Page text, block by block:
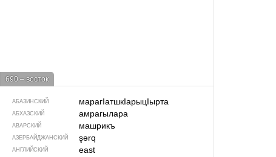
690 – восток
АБАЗИНСКИЙ марагIатшкIарыцIырта
АБХАЗСКИЙ амрагылара
АВАРСКИЙ машрикъ
АЗЕРБАЙДЖАН­СКИЙ şərq
АНГЛИЙСКИЙ east